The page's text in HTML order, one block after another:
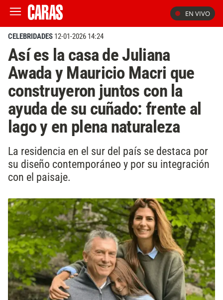
EN VIVO
CELEBRIDADES 12-01-2026 14:24
Así es la casa de Juliana
Awada y Mauricio Macri que
construyeron juntos con la
ayuda de su cuñado: frente al
lago y en plena naturaleza
La residencia en el sur del país se destaca por
su diseño contemporáneo y por su integración
con el paisaje.